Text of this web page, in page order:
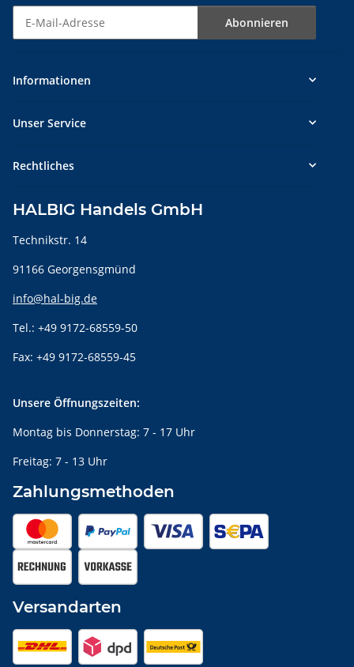
Abonnieren
Informationen
Unser Service
Rechtliches
HALBIG Handels GmbH
Technikstr. 14
91166 Georgensgmünd
info@hal-big.de
Tel.: +49 9172-68559-50
Fax: +49 9172-68559-45
Unsere Öffnungszeiten:
Montag bis Donnerstag: 7 - 17 Uhr
Freitag: 7 - 13 Uhr
Zahlungsmethoden
Versandarten